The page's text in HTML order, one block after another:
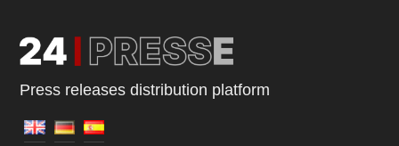
Press releases distribution platform